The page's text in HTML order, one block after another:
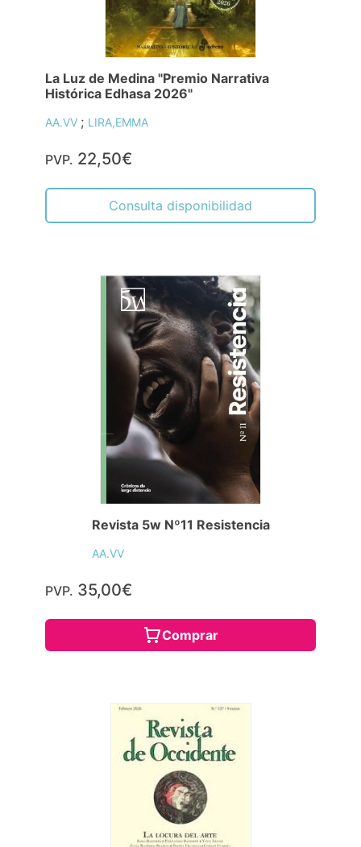
La Luz de Medina "Premio Narrativa
Histórica Edhasa 2026"
AA.VV ; LIRA,EMMA
PVP. 22,50€
Consulta disponibilidad
Revista 5w Nº11 Resistencia
AA.VV
PVP. 35,00€
Comprar